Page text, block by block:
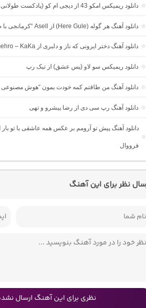
دانلود ریمیکس امکو 43 از دیجی ام کو (پادکست طولانی عاشقانه)
دانلود آهنگ هر گوله (Here Gule) از Asell “کرمانجی با صدای زن”
دانلود آهنگ دختر ایرونی که ناز و دلبری از themehro – KaKa
دانلود ریمیکس سو لاو (پس عشق) از تیک رپ
دانلود آهنگ من طاقتم کمه خودت بمون “هوش مصنوعی
دانلود آهنگ رپ سی دی از رضا پیشرو و تهی
دانلود آهنگ پیش تو آرومم بر عکس همه عاشقی با تو
فرووال
نظر برای این آهنگ
نظری برای این آهنگ ارسال